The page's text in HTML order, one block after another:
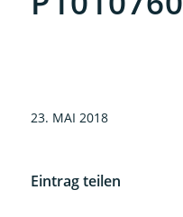
23. MAI 2018
Eintrag teilen